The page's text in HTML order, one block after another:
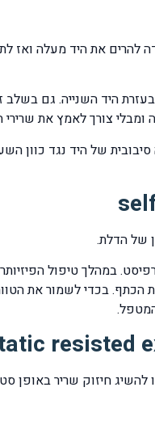
השולחן בעזרת היד
של הדלת.
במהלך טיפול
בכדי לשמור את
חיזוק שריר באופן